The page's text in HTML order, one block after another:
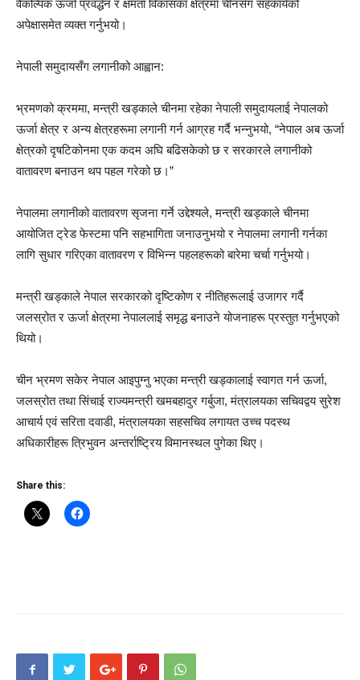
वैकल्पिक ऊर्जा प्रवर्द्धन र क्षमता विकासका क्षेत्रमा चीनसँग सहकार्यको
अपेक्षासमेत व्यक्त गर्नुभयो।
नेपाली समुदायसँग लगानीको आह्वान:
भ्रमणको क्रममा, मन्त्री खड्काले चीनमा रहेका नेपाली समुदायलाई नेपालको
ऊर्जा क्षेत्र र अन्य क्षेत्रहरूमा लगानी गर्न आग्रह गर्दै भन्नुभयो, “नेपाल अब ऊर्जा
क्षेत्रको दृषटिकोनमा एक कदम अघि बढिसकेको छ र सरकारले लगानीको
वातावरण बनाउन थप पहल गरेको छ।”
नेपालमा लगानीको वातावरण सृजना गर्ने उद्देश्यले, मन्त्री खड्काले चीनमा
आयोजित ट्रेड फेस्टमा पनि सहभागिता जनाउनुभयो र नेपालमा लगानी गर्नका
लागि सुधार गरिएका वातावरण र विभिन्न पहलहरूको बारेमा चर्चा गर्नुभयो।
मन्त्री खड्काले नेपाल सरकारको दृष्टिकोण र नीतिहरूलाई उजागर गर्दै
जलस्रोत र ऊर्जा क्षेत्रमा नेपाललाई समृद्ध बनाउने योजनाहरू प्रस्तुत गर्नुभएको
थियो।
चीन भ्रमण सकेर नेपाल आइपुग्नु भएका मन्त्री खड्कालाई स्वागत गर्न ऊर्जा,
जलस्रोत तथा सिंचाई राज्यमन्त्री खमबहादुर गर्बुजा, मंत्रालयका सचिवद्वय सुरेश
आचार्य एवं सरिता दवाडी, मंत्रालयका सहसचिव लगायत उच्च पदस्थ
अधिकारीहरू त्रिभुवन अन्तर्राष्ट्रिय विमानस्थल पुगेका थिए।
Share this: